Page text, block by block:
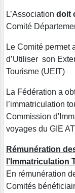
L’Association doit
Comité
Le Comité permet
d’Utiliser son
Tourisme (UEIT)
La Fédération a
l’immatriculation
Commission
voyages du GIE
Rémunération
l'Immatriculation
En rémunération
Comités